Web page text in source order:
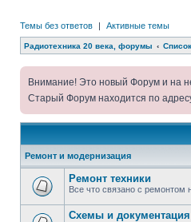
Темы без ответов | Активные темы
Радиотехника 20 века, форумы
Внимание! Это новый Форум и на
Старый Форум находится по
Ремонт и модернизация
Ремонт техники
Все что связано с ремонтом
Схемы и документация